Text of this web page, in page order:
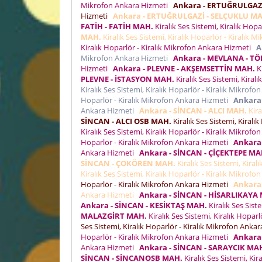
Mikrofon Ankara Hizmeti Ankara -
Hizmeti Ankara - ERTUĞRULGAZİ - SELÇUKLU
FATİH - FATİH MAH. Kiralık Ses Sistemi, Kiralık
MAH. Kiralık Ses Sistemi, Kiralık Hoparlör - Kiralık
Kiralık Hoparlör - Kiralık Mikrofon Ankara Hizmeti
Mikrofon Ankara Hizmeti Ankara - MEVLANA -
Hizmeti Ankara - PLEVNE - AKŞEMSETTİN MAH.
PLEVNE - İSTASYON MAH. Kiralık Ses Sistemi,
Kiralık Ses Sistemi, Kiralık Hoparlör - Kiralık
Hoparlör - Kiralık Mikrofon Ankara Hizmeti Ankara
Ankara Hizmeti Ankara - SİNCAN - ALCI MAH.
SİNCAN - ALCI OSB MAH. Kiralık Ses Sistemi,
Kiralık Ses Sistemi, Kiralık Hoparlör - Kiralık
Hoparlör - Kiralık Mikrofon Ankara Hizmeti Ankara
Ankara Hizmeti Ankara - SİNCAN - ÇİÇEKTEPE
SİNCAN - ÇOKÖREN MAH. Kiralık Ses Sistemi,
Kiralık Ses Sistemi, Kiralık Hoparlör - Kiralık
Hoparlör - Kiralık Mikrofon Ankara Hizmeti Ankara
Ankara Hizmeti Ankara - SİNCAN - HİSARLIKAYA
Ankara - SİNCAN - KESİKTAŞ MAH. Kiralık Ses
MALAZGİRT MAH. Kiralık Ses Sistemi, Kiralık
Ses Sistemi, Kiralık Hoparlör - Kiralık Mikrofon
Hoparlör - Kiralık Mikrofon Ankara Hizmeti Ankara
Ankara Hizmeti Ankara - SİNCAN - SARAYCIK
SİNCAN - SİNCANOSB MAH. Kiralık Ses Sistemi,